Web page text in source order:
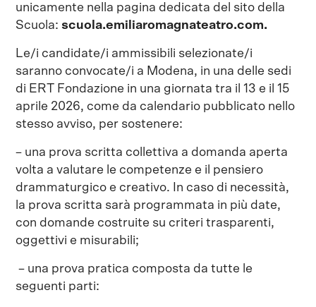
unicamente nella pagina dedicata del sito della
Scuola: scuola.emiliaromagnateatro.com.
Le/i candidate/i ammissibili selezionate/i
saranno convocate/i a Modena, in una delle sedi
di ERT Fondazione in una giornata tra il 13 e il 15
aprile 2026, come da calendario pubblicato nello
stesso avviso, per sostenere:
– una prova scritta collettiva a domanda aperta
volta a valutare le competenze e il pensiero
drammaturgico e creativo. In caso di necessità,
la prova scritta sarà programmata in più date,
con domande costruite su criteri trasparenti,
oggettivi e misurabili;
– una prova pratica composta da tutte le
seguenti parti: